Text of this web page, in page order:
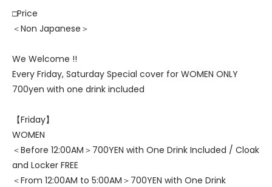
□Price
＜Non Japanese＞
We Welcome !!
Every Friday, Saturday Special cover for WOMEN ONLY
700yen with one drink included
【Friday】
WOMEN
＜Before 12:00AM＞700YEN with One Drink Included / Cloak
and Locker FREE
＜From 12:00AM to 5:00AM＞700YEN with One Drink